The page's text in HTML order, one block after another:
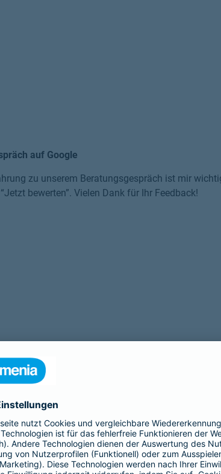
auf Google
zu unserem Beratungsgespräch ist mir
bewerten”. Vielen Dank für Ihr Feedback!